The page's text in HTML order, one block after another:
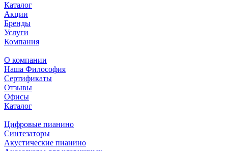
Каталог
Акции
Бренды
Услуги
Компания
О компании
Наша Философия
Сертификаты
Отзывы
Офисы
Каталог
Цифровые пианино
Синтезаторы
Акустические пианино